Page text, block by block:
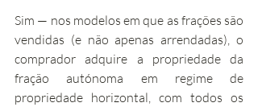
Sim — nos modelos em que as frações são
vendidas (e não apenas arrendadas), o
comprador adquire a propriedade da
fração autónoma em regime de
propriedade horizontal, com todos os